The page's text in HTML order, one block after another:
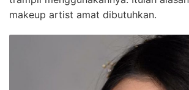
makeup artist amat dibutuhkan.